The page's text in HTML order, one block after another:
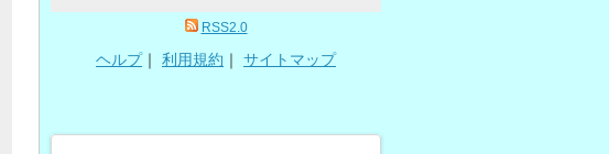
RSS2.0
ヘルプ｜ 利用規約 ｜ サイトマップ